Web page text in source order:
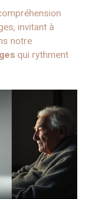
invitant à
notre
qui rythment